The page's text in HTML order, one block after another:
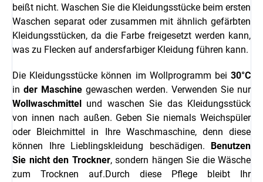
beißt nicht. Waschen Sie die Kleidungsstücke beim ersten
Waschen separat oder zusammen mit ähnlich gefärbten
Kleidungsstücken, da die Farbe freigesetzt werden kann,
was zu Flecken auf andersfarbiger Kleidung führen kann.
Die Kleidungsstücke können im Wollprogramm bei 30°C
in der Maschinegewaschen werden. Verwenden Sie nur
Wollwaschmittel
und waschen Sie das Kleidungsstück
von innen nach außen. Geben Sie niemals Weichspüler
oder Bleichmittel in Ihre Waschmaschine, denn diese
können Ihre Lieblingskleidung beschädigen.
Benutzen
Sie nicht den Trockner, sondern hängen Sie die Wäsche
zum Trocknen auf.Durch diese Pflege bleibt Ihr